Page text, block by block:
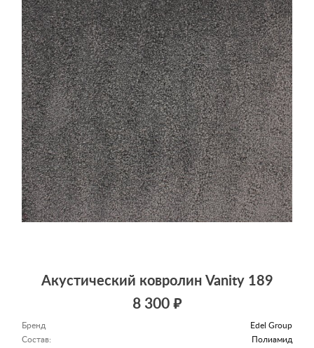
Акустический ковролин Vanity 189
8 300 ₽
Бренд
Edel Group
Состав:
Полиамид